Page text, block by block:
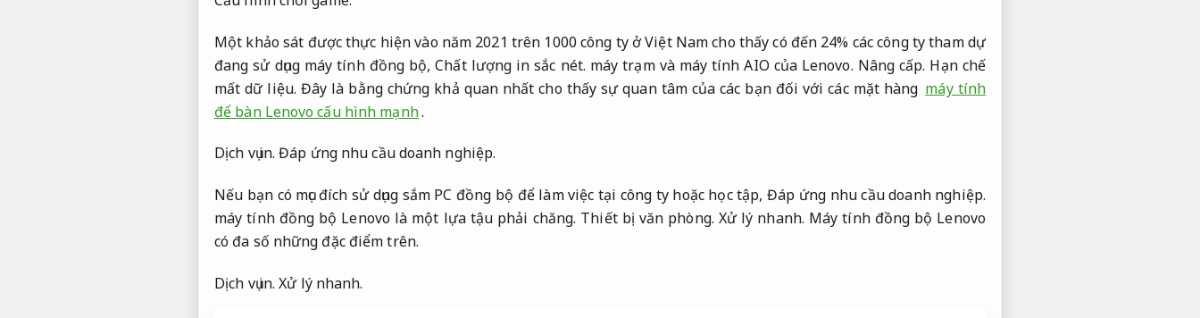
Một khảo sát được thực hiện vào năm 2021 trên 1000 công ty ở Việt Nam cho thấy có đến 24% các công ty tham dự
đang sử dụng máy tính đồng bộ,Chất lượng in sắc nét. máy trạm và máy tính AIO của Lenovo. Nâng cấp. Hạn chế
mất dữ liệu. Đây là bằng chứng khả quan nhất cho thấy sự quan tâm của các bạn đối với các mặt hàng máy tính
để bàn Lenovo cấu hình mạnh.
Dịch vụ in. Đáp ứng nhu cầu doanh nghiệp.
Nếu bạn có mục đích sử dụng sắm PC đồng bộ để làm việc tại công ty hoặc học tập,Đáp ứng nhu cầu doanh nghiệp.
máy tính đồng bộ Lenovo là một lựa tậu phải chăng. Thiết bị văn phòng. Xử lý nhanh. Máy tính đồng bộ Lenovo
có đa số những đặc điểm trên.
Dịch vụ in. Xử lý nhanh.